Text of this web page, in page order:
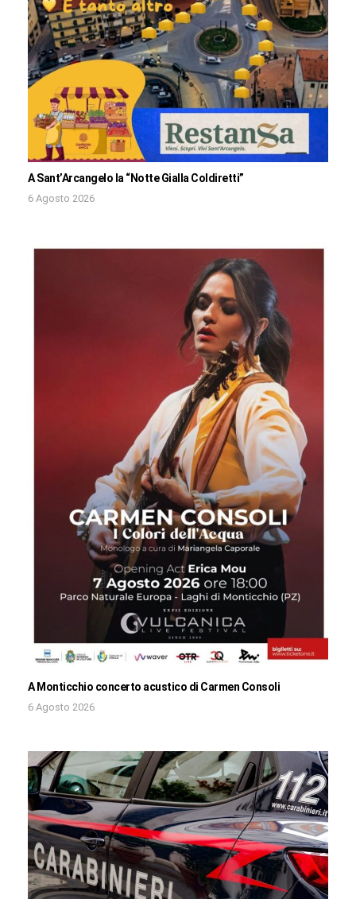
A Sant’Arcangelo la “Notte Gialla Coldiretti”
6 Agosto 2026
A Monticchio concerto acustico di Carmen Consoli
6 Agosto 2026